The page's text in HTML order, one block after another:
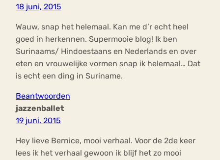
18 juni, 2015
Wauw, snap het helemaal. Kan me d’r echt heel
goed in herkennen. Supermooie blog! Ik ben
Surinaams/ Hindoestaans en Nederlands en over
eten en vrouwelijke vormen snap ik helemaal… Dat
is echt een ding in Suriname.
Beantwoorden
jazzenballet
19 juni, 2015
Hey lieve Bernice, mooi verhaal. Voor de 2de keer
lees ik het verhaal gewoon ik blijf het zo mooi